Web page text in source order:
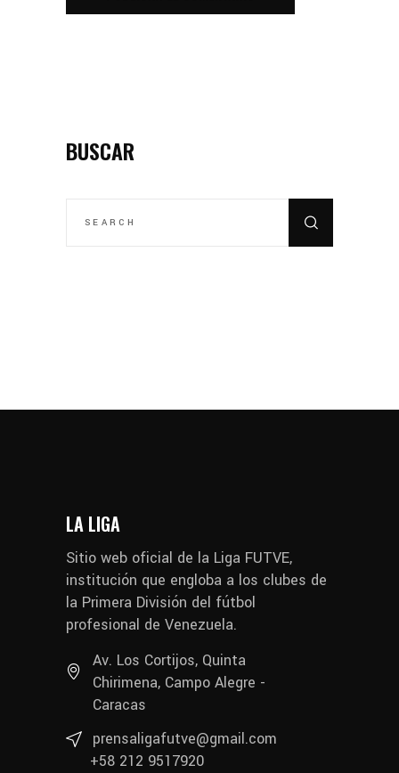
BUSCAR
LA LIGA
Sitio web oficial de la Liga FUTVE,
institución que engloba a los clubes de
la Primera División del fútbol
profesional de Venezuela.
Av. Los Cortijos, Quinta
Chirimena, Campo Alegre -
Caracas
prensaligafutve@gmail.com
+58 212 9517920